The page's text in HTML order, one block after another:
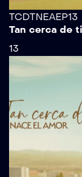
TCDTNEAEP13
Tan cerca de
13